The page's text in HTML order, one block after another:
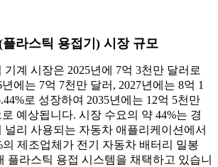
라스틱 용접기) 시장 규모
계 시장은 2025년에 7억 3천만 달러로
에는 7억 7천만 달러, 2027년에는 8억 1
로 성장하여 2035년에는 12억 5천만
예상됩니다. 시장 수요의 약 44%는 경
널리 사용되는 자동차 애플리케이션에서
의 제조업체가 전기 자동차 배터리 밀봉
플라스틱 용접 시스템을 채택하고 있습니